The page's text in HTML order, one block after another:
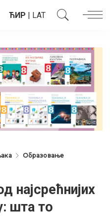
ЋИР | LAT
Образовање
најсрећнијих
шта то